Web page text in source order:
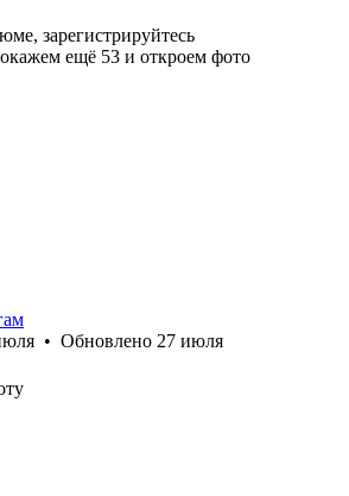
зарегистрируйтесь
ещё 53 и откроем фото
• Обновлено 27 июля